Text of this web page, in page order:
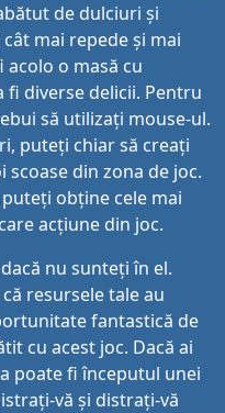
de dulciuri și
mai repede și mai
acolo o masă cu
fi diverse delicii. Pentru
să utilizați mouse-ul.
puteți chiar să creați
din zona de joc.
obține cele mai
acțiune din joc.
nu sunteți în el.
resursele tale au
fantastică de
cu acest joc. Dacă ai
poate fi începutul unei
vă și distrați-vă